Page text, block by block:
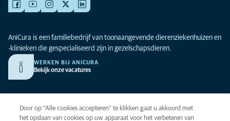
AniCura is een familiebedrijf van toonaangevende dierenziekenhuizen en
-klinieken die gespecialiseerd zijn in gezelschapsdieren.
WERKEN BIJ ANICURA
Bekijk onze vacatures
Privacy
Algemene voorwaarden
Door op “Alle cookies accepteren” te klikken gaat u akkoord met
het opslaan van cookies op uw apparaat voor het verbeteren van